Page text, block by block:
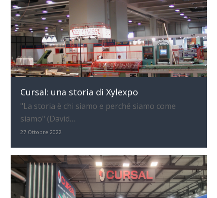
Cursal: una storia di Xylexpo
"La storia è chi siamo e perché siamo come
siamo" (David…
27 Ottobre 2022